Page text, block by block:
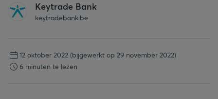
Keytrade Bank
keytradebank.be
12 oktober 2022 (bijgewerkt op 29 november 2022)
6 minuten te lezen